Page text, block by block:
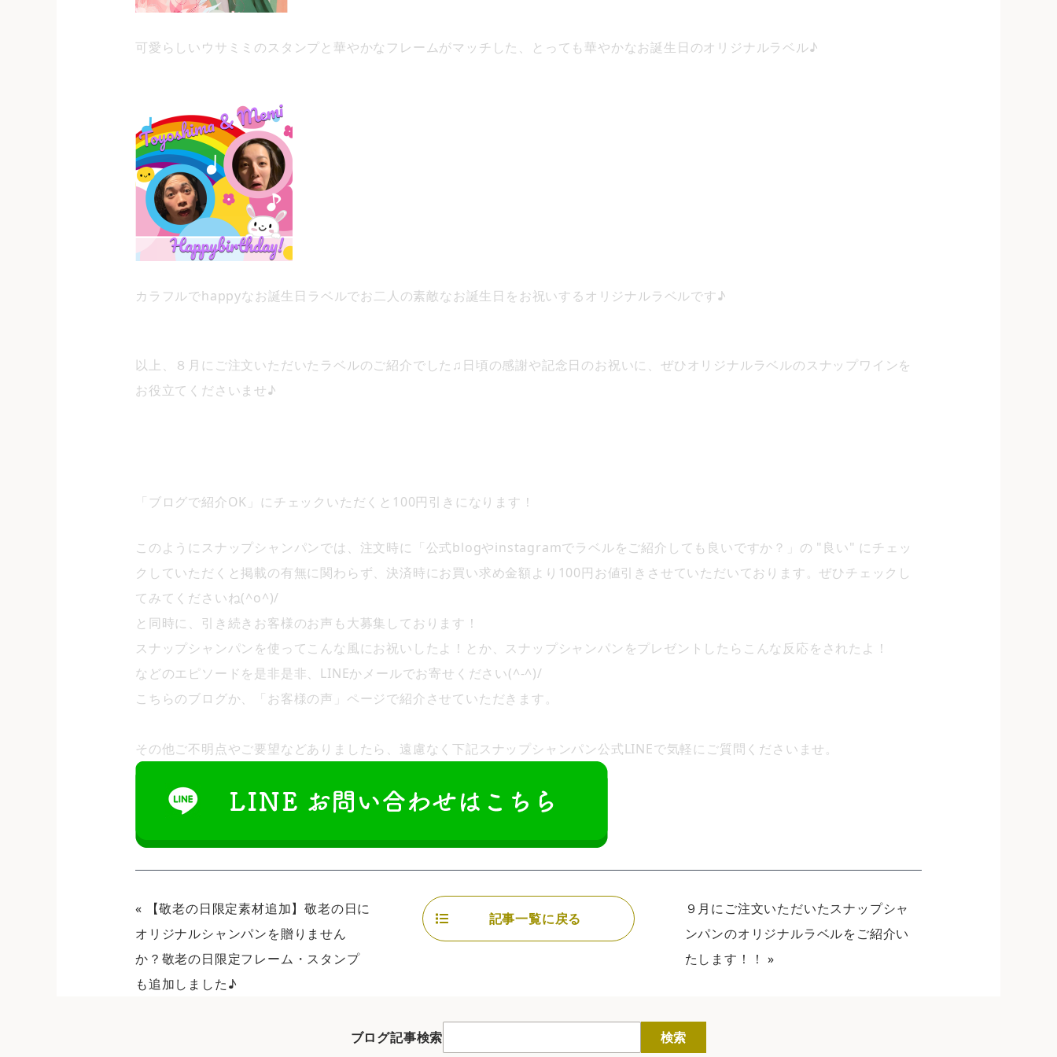
可愛らしいウサミミのスタンプと華やかなフレームがマッチした、とっても華やかなお誕生日のオリジナルラベル♪
カラフルでhappyなお誕生日ラベルでお二人の素敵なお誕生日をお祝いするオリジナルラベルです♪
以上、８月にご注文いただいたラベルのご紹介でした♫日頃の感謝や記念日のお祝いに、ぜひオリジナルラベルのスナップワインを
お役立てくださいませ♪
「ブログで紹介OK」にチェックいただくと100円引きになります！
このようにスナップシャンパンでは、注文時に「公式blogやinstagramでラベルをご紹介しても良いですか？」の "良い" にチェッ
クしていただくと掲載の有無に関わらず、決済時にお買い求め金額より100円お値引きさせていただいております。ぜひチェックし
てみてくださいね(^o^)/
と同時に、引き続きお客様のお声も大募集しております！
スナップシャンパンを使ってこんな風にお祝いしたよ！とか、スナップシャンパンをプレゼントしたらこんな反応をされたよ！
などのエピソードを是非是非、LINEかメールでお寄せください(^-^)/
こちらのブログか、「お客様の声」ページで紹介させていただきます。
その他ご不明点やご要望などありましたら、遠慮なく下記スナップシャンパン公式LINEで気軽にご質問くださいませ。
«
【敬老の日限定素材追加】敬老の日に
オリジナルシャンパンを贈りません
か？敬老の日限定フレーム・スタンプ
も追加しました♪
記事一覧に戻る
９月にご注文いただいたスナップシャ
ンパンのオリジナルラベルをご紹介い
たします！！»
ブログ記事検索 検索